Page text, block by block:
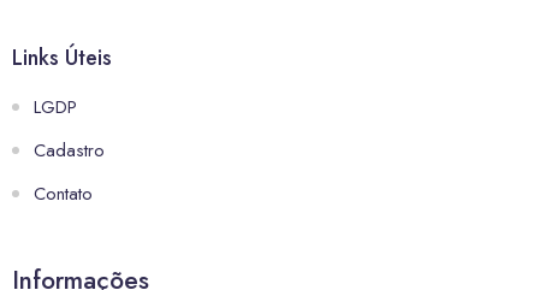
Links Úteis
LGDP
Cadastro
Contato
Informações